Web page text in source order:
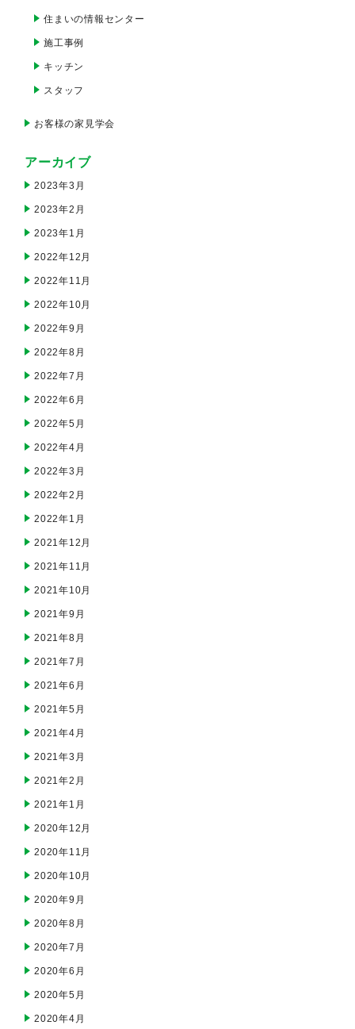
住まいの情報センター
施工事例
キッチン
スタッフ
お客様の家見学会
アーカイブ
2023年3月
2023年2月
2023年1月
2022年12月
2022年11月
2022年10月
2022年9月
2022年8月
2022年7月
2022年6月
2022年5月
2022年4月
2022年3月
2022年2月
2022年1月
2021年12月
2021年11月
2021年10月
2021年9月
2021年8月
2021年7月
2021年6月
2021年5月
2021年4月
2021年3月
2021年2月
2021年1月
2020年12月
2020年11月
2020年10月
2020年9月
2020年8月
2020年7月
2020年6月
2020年5月
2020年4月